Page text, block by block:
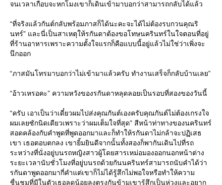
จนเวลาเกือบจะหกโมงเขาก็เดินเข้ามาบอกว่าสามารถกลับได้แล้ว
“ที่จริงแล้วกันต์กลับพร้อมภาสก็ได้นะคะจะได้ไม่ต้องรบกวนคุณริ
นทร์” และนี่เป็นสาเหตุให้รกันดาต้องขอโทษนครินทร์ในใจตอนที่อยู่
ที่ร้านอาหารเพราะความตั้งใจแรกก็คือแบบนี้อยู่แล้วไม่ใช่ว่าเพิ่งจะ
นึกออก
“ภาสมันโทรมาบอกว่าไม่เข้ามาแล้วครับ ทำงานเสร็จก็กลับบ้านเลย”
“อ้าวเหรอคะ” ความหวังของรกันดาหลุดลอยเป็นรอบที่สองของวันนี้
“ครับ เอาเป็นว่าเดี๋ยวผมไปส่งคุณกันต์เองครับคุณกันต์ไม่ต้องเกรงใจ
ผมเลยซักนิดเดียวเพราะว่าผมเต็มใจที่สุด” สีหน้าท่าทางของนครินทร์
สอดคล้องกับคำพูดที่พูดออกมาและก็ทำให้รกันดาไม่กล้าจะปฏิเสธ
เขา เธอตอบตกลง เขายิ้มยินดีจากนั้นทั้งสองก็พากันเดินไปที่รถ
ระหว่างที่นั่งอยู่บนรถหญิงสาวผู้โดยสารเหม่อมองออกนอกหน้าต่าง
ระยะเวลานับชั่วโมงที่อยู่บนรถด้วยกันนครินทร์สามารถนับคำได้ว่า
รกันดาพูดออกมากี่คำแต่เขาก็ไม่ได้รู้สึกไม่พอใจหรือทำให้ความ
ชื่นชมที่มีในตัวเธอลดน้อยลงตรงกันข้ามเขารู้สึกเป็นห่วงและอยาก